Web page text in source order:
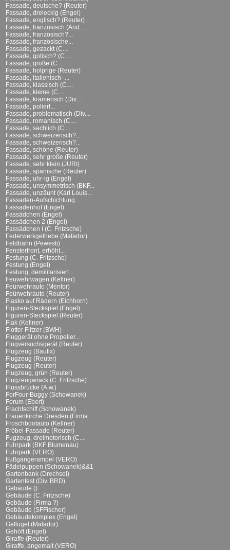
Fassade, deutsche? (Reuter)
Fassade, dreieckig (Engel)
Fassade, englisch? (Reuter)
Fassade, französisch (And....
Fassade, französisch?...
Fassade, französische...
Fassade, gezackt (C....
Fassade, gotisch? (C....
Fassade, große (C....
Fassade, holprige (Reuter)
Fassade, italienisch -...
Fassade, klassisch (C....
Fassade, kleine (C....
Fassade, kramerisch (Div....
Fassade, poliert...
Fassade, problematisch (Div....
Fassade, romanisch (C....
Fassade, sachlich (C....
Fassade, schweizerisch?...
Fassade, schweizerisch?...
Fassade, schöne (Reuter)
Fassade, sehr große (Reuter)
Fassade, sehr klein (JURI)
Fassade, spanische (Reuter)
Fassade, uhr-ig (Engel)
Fassade, unsymmetrisch (BKF...
Fassade, unzäunt (Karl Louis...
Fassaden-Aufschichtung...
Fassadenhof (Engel)
Fassädchen (Engel)
Fassädchen 2 (Engel)
Fassädchen I (C. Fritzsche)
Federwerkgetriebe (Matador)
Feldbahn (Pewesti)
Fensterfront, erhöht...
Festung (C. Fritzsche)
Festung (Engel)
Festung, demilitarisiert...
Feuwehrwagen (Kellner)
Feürwehrauto (Mentor)
Feürwehrauto (Reuter)
Fiasko auf Rädern (Eichhorn)
Figuren-Steckspiel (Engel)
Figuren-Steckspiel (Reuter)
Flak (Kellner)
Flotter Flitzer (BWH)
Fluggerät ohne Propeller...
Flugversuchsgerät (Reuter)
Flugzeug (Baufix)
Flugzeug (Reuter)
Flugzeug (Reuter)
Flugzeug, grün (Reuter)
Flugzeugwrack (C. Fritzsche)
Flussbrücke (A.w.)
ForFour-Buggy (Schowanek)
Forum (Ebert)
Frachtschiff (Schowanek)
Frauenkirche Dresden (Firma...
Froschbootauto (Kellner)
Fröbel-Fassade (Reuter)
Fugzeug, dreimotorisch (C....
Fuhrpark (BKF Blumenau)
Fuhrpark (VERO)
Fußgängerampel (VERO)
Fädelpuppen (Schowanek)&&1
Gartenbank (Drechsel)
Gartenfest (Div. BRD)
Gebäude ()
Gebäude (C. Fritzsche)
Gebäude (Firma ?)
Gebäude (SFFischer)
Gebäudekomplex (Engel)
Geflügel (Matador)
Gehöft (Engel)
Giraffe (Reuter)
Giraffe, angemalt (VERO)